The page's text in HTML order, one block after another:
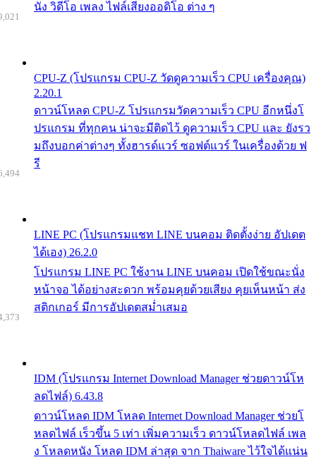
นัง วิดีโอ เพลง ไฟล์เสียงออดิโอ ต่าง ๆ
CPU-Z (โปรแกรม CPU-Z วัดดูความเร็ว CPU เครื่องคุณ)
2.20.1
ดาวน์โหลด CPU-Z โปรแกรมวัดความเร็ว CPU อีกหนึ่งโ
ปรแกรม ที่ทุกคน น่าจะมีติดไว้ ดูความเร็ว CPU และ ยังรว
มถึงบอกค่าต่างๆ ทั้งฮารด์แวร์ ซอฟต์แวร์ ในเครื่องด้วย ฟ
รี
LINE PC (โปรแกรมแชท LINE บนคอม ติดตั้งง่าย อัปเดต
ได้เอง) 26.2.0
โปรแกรม LINE PC ใช้งาน LINE บนคอม เปิดใช้ขณะนั่ง
หน้าจอ ได้อย่างสะดวก พร้อมคุยด้วยเสียง คุยเห็นหน้า ส่ง
สติกเกอร์ มีการอัปเดตสม่ำเสมอ
IDM (โปรแกรม Internet Download Manager ช่วยดาวน์โห
ลดไฟล์) 6.43.8
ดาวน์โหลด IDM โหลด Internet Download Manager ช่วยโ
หลดไฟล์ เร็วขึ้น 5 เท่า เพิ่มความเร็ว ดาวน์โหลดไฟล์ เพล
ง โหลดหนัง โหลด IDM ล่าสุด จาก Thaiware ไว้ใจได้แน่น